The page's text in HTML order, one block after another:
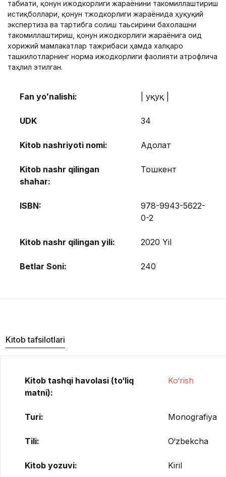
табиати, қонун ижодкорлиги жараёнини такомиллаштириш
истиқболлари, қонун тжодкорлиги жараёнида ҳуқуқий
экспертиза ва тартибга солиш таьсирини бахолашни
такомиллаштириш, қонун ижодкорлиги жараёнига оид
хорижий мамлакатлар тажрибаси ҳамда халқаро
ташкилотларнинг норма ижодкорлиги фаолияти атрофлича
таҳлил этилган.
Fan yoʻnalishi: | Ҳуқуқ |
UDK 34
Kitob nashriyoti nomi: Адолат
Kitob nashr qilingan
shahar:
Тошкент
ISBN:
978-9943-5622-
0-2
Kitob nashr qilingan yili: 2020 Yil
Betlar Soni: 240
Kitob tafsilotlari
Kitob tashqi havolasi (to‘liq
matni):
Ko‘rish
Turi: Monografiya
Tili: O‘zbekcha
Kitob yozuvi: Kiril